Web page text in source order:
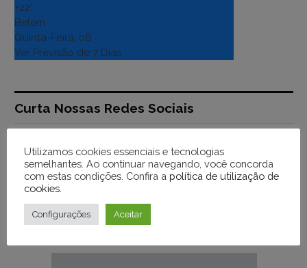
+22°
Belém
Quinta-Feira, 06
Ver Previsão de 7 Dias
Curta Nossas Redes Sociais
Facebook Instagram
Acesse nosso WhatsApp
Utilizamos cookies essenciais e tecnologias
semelhantes. Ao continuar navegando, você concorda
com estas condições. Confira a política de utilização de
cookies
Configurações Aceitar